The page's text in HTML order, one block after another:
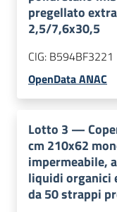
pregellato
2,5/7,6x30,5
CIG: B594BF3221
OpenData ANAC
Lotto 3 —
cm 210x62
impermeabile,
liquidi organici
da 50 strappi